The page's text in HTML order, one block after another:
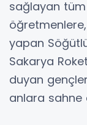
sağlayan
yapan
Sakarya
duyan
anlara sahne